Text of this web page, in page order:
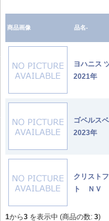
商品画像 品名-
ヨハニス
2021年
ゴベルス
2023年
クリスト
ト ＮＶ
1から3 を表示中 (商品の数: 3)